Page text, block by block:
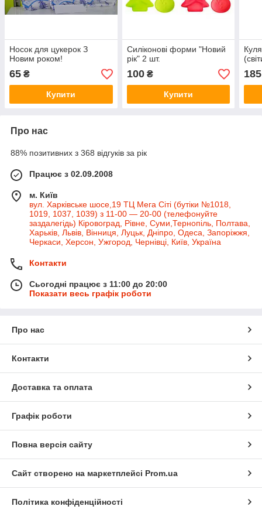
Носок для цукерок З
Новим роком!
65 ₴
Купити
Силіконові форми "Новий
рік" 2 шт.
100₴
Купити
185
Про нас
88% позитивних з 368 відгуків за рік
Працює з 02.09.2008
м. Київ
вул. Харківське шосе,19 ТЦ Мега Сіті (бутіки №1018,
1019, 1037, 1039) з 11-00 — 20-00 (телефонуйте
заздалегідь) Кіровоград, Рівне, Суми,Тернопіль, Полтава,
Харьків, Львів, Вінниця, Луцьк, Дніпро, Одеса, Запоріжжя,
Черкаси, Херсон, Ужгород, Чернівці, Київ, Україна
Контакти
Сьогодні працює з 11:00 до 20:00
Показати весь графік роботи
Про нас
Контакти
Доставка та оплата
Графік роботи
Повна версія сайту
Сайт створено на маркетплейсі Prom.ua
Політика конфіденційності